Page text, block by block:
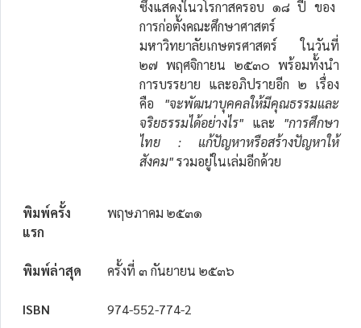
ซึ่งแสดงในวโรกาสครอบ ๑๘ ปี ของ
การก่อตั้งคณะศึกษาศาสตร์
มหาวิทยาลัยเกษตรศาสตร์ ในวันที่
๒๗ พฤศจิกายน ๒๕๓๐ พร้อมทั้งนำ
การบรรยาย และอภิปรายอีก ๒ เรื่อง
คือ "จะพัฒนาบุคคลให้มีคุณธรรมและ
จริยธรรมได้อย่างไร" และ "การศึกษา
ไทย : แก้ปัญหาหรือสร้างปัญหาให้
สังคม"รวมอยู่ในเล่มอีกด้วย
พิมพ์ครั้ง
แรก
พฤษภาคม ๒๕๓๑
พิมพ์ล่าสุด ครั้งที่ ๓ กันยายน ๒๕๓๖
ISBN 974-552-774-2